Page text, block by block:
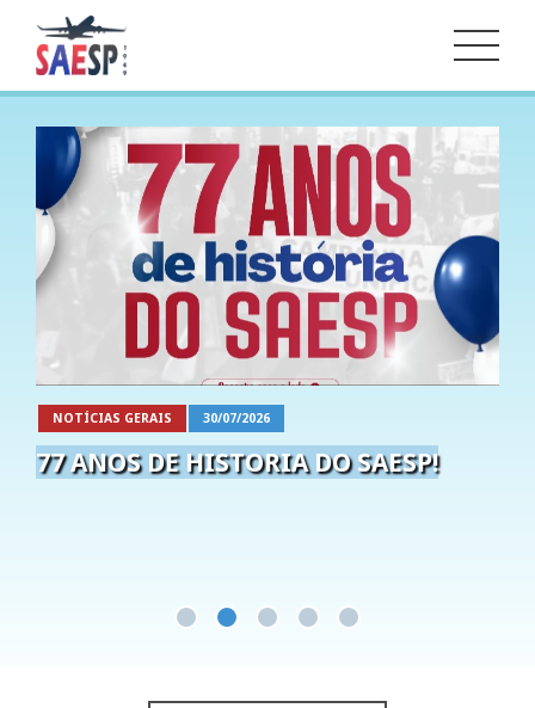
NOTÍCIAS GERAIS 30/07/2026
77 ANOS DE HISTORIA DO SAESP!